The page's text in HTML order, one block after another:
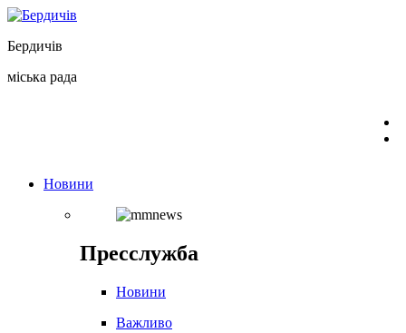
Перейти
вмісту
Бердичів
міська рада
Новини
Пресслужба
Новини
Важливо